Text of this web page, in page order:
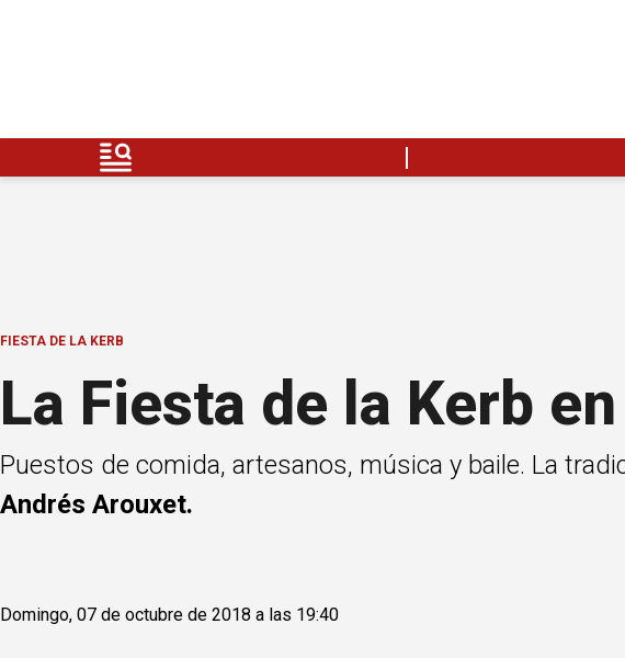
FIESTA DE LA KERB
La Fiesta de la Kerb
Puestos de comida, artesanos, música y baile. La
Andrés Arouxet.
Domingo, 07 de octubre de 2018 a las 19:40